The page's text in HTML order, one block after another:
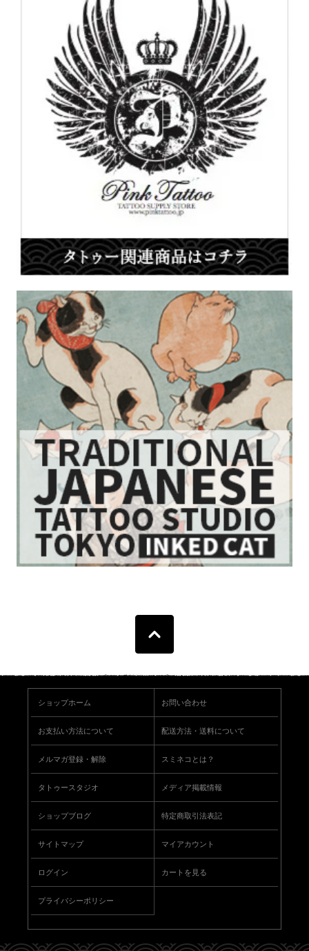
ショップホーム お問い合わせ
お支払い方法について 配送方法・送料について
メルマガ登録・解除 スミネコとは？
タトゥースタジオ メディア掲載情報
ショップブログ 特定商取引法表記
サイトマップ マイアカウント
ログイン カートを見る
プライバシーポリシー